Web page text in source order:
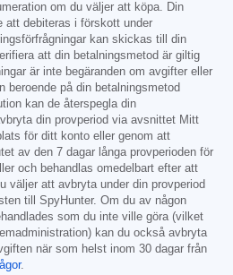
om du väljer att köpa. Din
att debiteras i förskott under
kan skickas till din
att din betalningsmetod är giltig
är inte begäranden om avgifter eller
beroende på din betalningsmetod
kan de återspegla din
din provperiod via avsnittet Mitt
för ditt konto eller genom att
av den 7 dagar långa provperioden för
och behandlas omedelbart efter att
väljer att avbryta under din provperiod
till SpyHunter. Om du av någon
som du inte ville göra (vilket
kan du också avbryta
när som helst inom 30 dagar från
.